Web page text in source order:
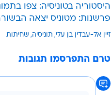
היסטוריה בטוניסיה: צפו
פרשנות: מטוניס יצאה
זיין אל-עבדין בן עלי תוניסיה שחיתות
טרם התפרסמו תגובות